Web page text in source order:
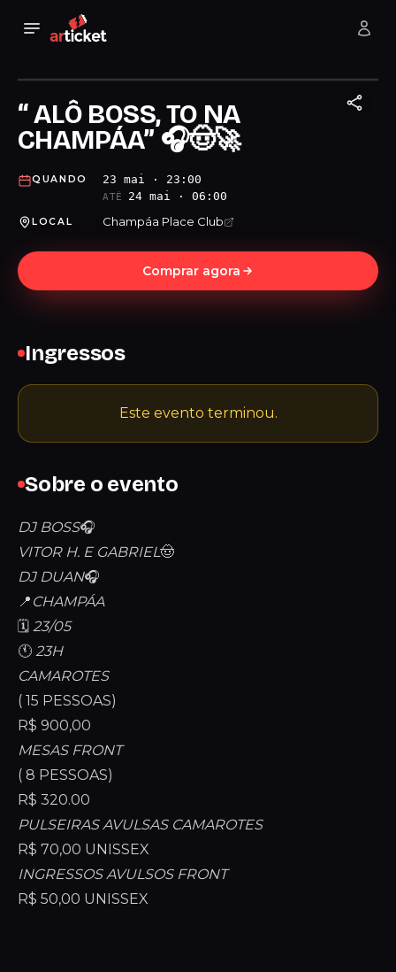
“ ALÔ BOSS, TO NA
CHAMPÁA” 🎧🤠🚀
QUANDO 23 mai · 23:00
ATÉ 24 mai · 06:00
LOCAL Champáa Place Club
Comprar agora
Sobre o evento
DJ BOSS🎧
VITOR H. E GABRIEL🤠
DJ DUAN🎧
📍 CHAMPÁA
🗓️ 23/05
🕚 23H
CAMAROTES
( 15 PESSOAS)
R$ 900,00
MESAS FRONT
( 8 PESSOAS)
R$ 320.00
PULSEIRAS AVULSAS CAMAROTES
R$ 70,00 UNISSEX
INGRESSOS AVULSOS FRONT
R$ 50,00 UNISSEX
Ingressos
Este evento terminou.